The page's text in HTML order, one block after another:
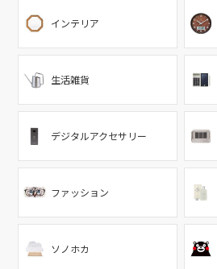
インテリア
生活雑貨
デジタルアクセサリー
ファッション
ソノホカ